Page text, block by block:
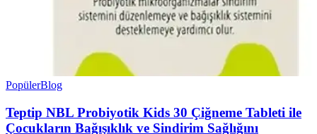
PopülerBlog
Teptip NBL Probiyotik Kids 30 Çiğneme Tableti ile
Çocukların Bağışıklık ve Sindirim Sağlığını